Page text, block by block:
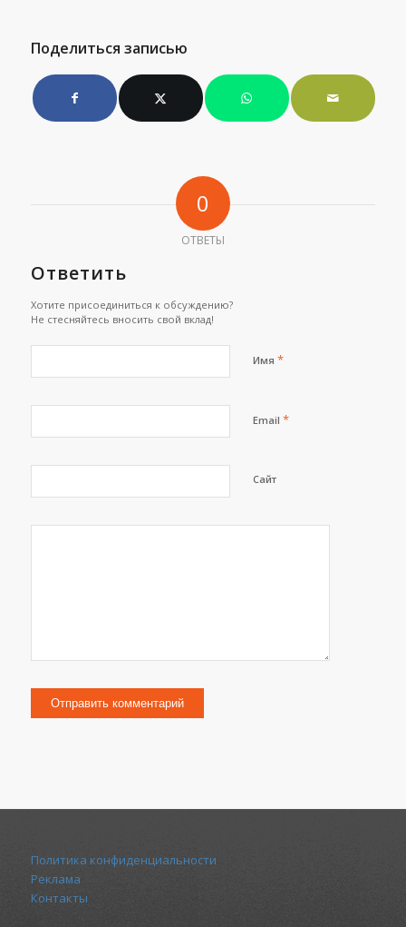
Поделиться записью
0
ОТВЕТЫ
Ответить
Хотите присоединиться к обсуждению?
Не стесняйтесь вносить свой вклад!
Имя *
Email *
Сайт
Политика конфиденциальности
Реклама
Контакты